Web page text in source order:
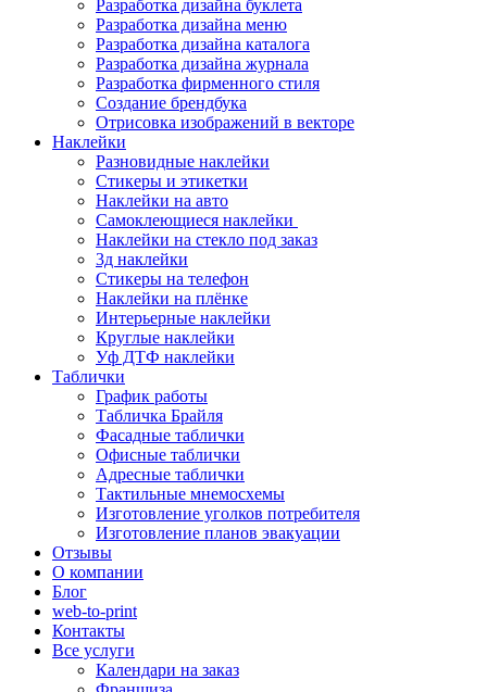
Разработка дизайна буклета
Разработка дизайна меню
Разработка дизайна каталога
Разработка дизайна журнала
Разработка фирменного стиля
Создание брендбука
Отрисовка изображений в векторе
Наклейки
Разновидные наклейки
Стикеры и этикетки
Наклейки на авто
Самоклеющиеся наклейки
Наклейки на стекло под заказ
3д наклейки
Cтикеры на телефон
Наклейки на плёнке
Интерьерные наклейки
Круглые наклейки
Уф ДТФ наклейки
Таблички
График работы
Табличка Брайля
Фасадные таблички
Офисные таблички
Адресные таблички
Тактильные мнемосхемы
Изготовление уголков потребителя
Изготовление планов эвакуации
Отзывы
О компании
Блог
web-to-print
Контакты
Все услуги
Календари на заказ